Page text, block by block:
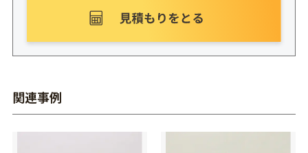
関連事例